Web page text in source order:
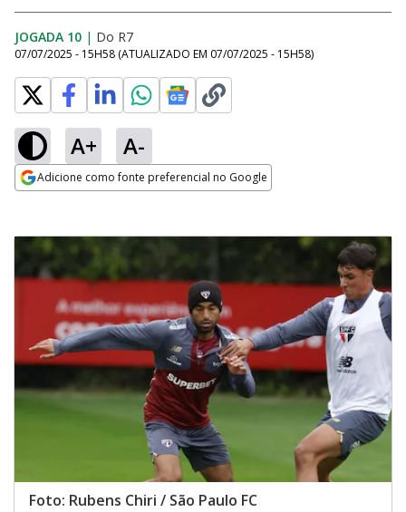
JOGADA 10 | Do R7
07/07/2025 - 15H58 (ATUALIZADO EM 07/07/2025 - 15H58)
A+ A-
Adicione como fonte preferencial no Google
Foto: Rubens Chiri / São Paulo FC